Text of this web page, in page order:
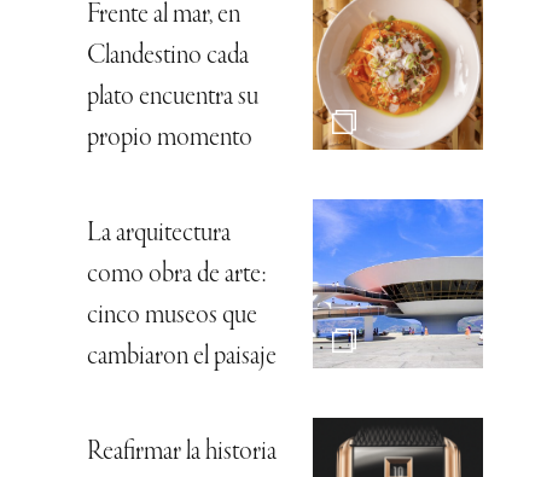
Frente al mar, en
Clandestino cada
plato encuentra su
propio momento
La arquitectura
como obra de arte:
cinco museos que
cambiaron el paisaje
Reafirmar la historia